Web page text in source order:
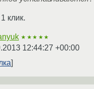
клик.
★★★★★
12:44:27 +00:00